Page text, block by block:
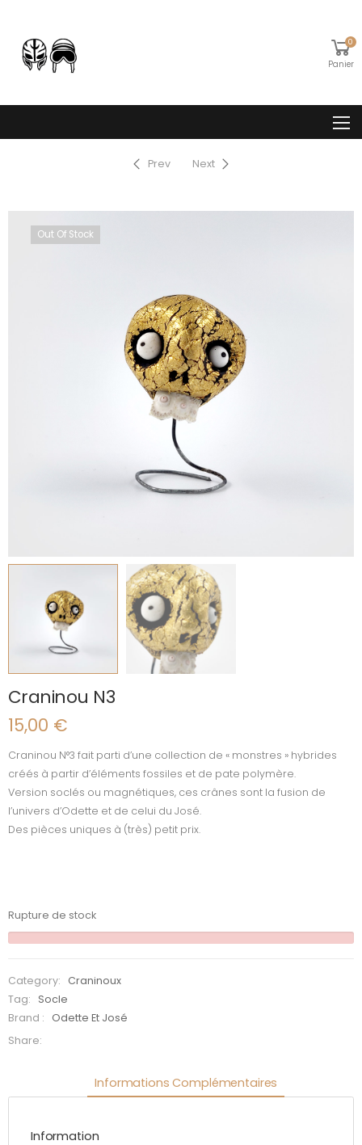
0
Panier
Prev Next
Out Of Stock
Craninou N3
15,00 €
Craninou N°3 fait parti d’une collection de « monstres » hybrides
créés à partir d’éléments fossiles et de pate polymère.
Version soclés ou magnétiques, ces crânes sont la fusion de
l’univers d’Odette et de celui du José.
Des pièces uniques à (très) petit prix.
Rupture de stock
Category:
Craninoux
Tag:
Socle
Brand :
Odette Et José
Share:
Informations Complémentaires
Information